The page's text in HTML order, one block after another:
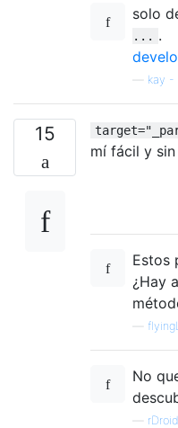
solo
... .
kay -
15
mí fácil y
Estos
¿Hay
No
rDroid